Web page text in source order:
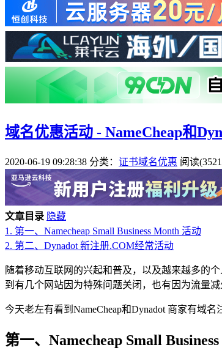
域名优惠活动 - NameCheap和
2020-06-19 09:28:38 分类： 证书域名优惠 阅读
文章目录 隐藏
1. 第一、Namecheap Small Business Month 活动
2. 第二、Dynadot 新注册.COM经常活动
随着移动互联网的兴起和普及，以及越来越多的
到有几个网站因为特殊问题关闭，也有因为流量
今天老左有看到NameCheap和Dynadot 商家有域
第一、Namecheap Small